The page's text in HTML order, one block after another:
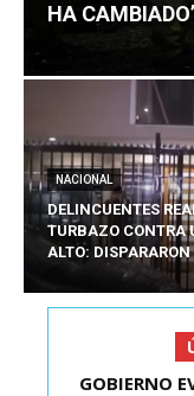
HA
NACIONAL
DELINCUENTES
TURBAZO CONTRA
ALTO: DISPARARON